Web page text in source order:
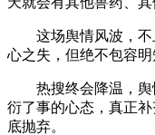
这场舆情风波，
心之失，但绝不包容
热搜终会降温，
衍了事的心态，真正
底抛弃。